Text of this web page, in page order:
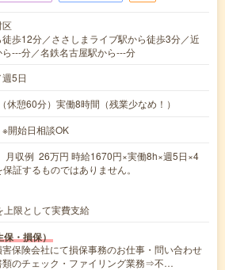
区
歩12分／ささしまライブ駅から徒歩3分／近
---分／名鉄名古屋駅から---分
5日
休憩60分）実働8時間（残業少なめ！）
開始日相談OK
収例 26万円 時給1670円×実働8h×週5日×4
証するものではありません。
上限として実費支給
保・損保）
保険会社にて損保事務のお仕事・問い合わせ
類のチェック・ファイリング業務⇒不…